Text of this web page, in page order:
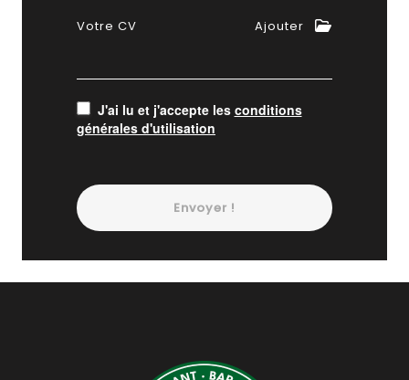
Votre CV Ajouter
J'ai lu et j'accepte les conditions
générales d'utilisation
Envoyer !